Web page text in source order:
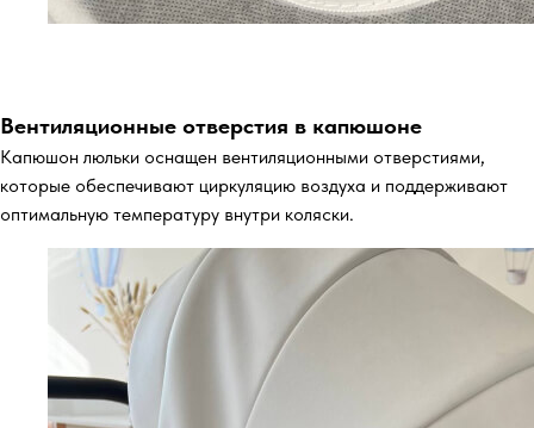
Вентиляционные отверстия в капюшоне
Капюшон люльки оснащен вентиляционными отверстиями,
которые обеспечивают циркуляцию воздуха и поддерживают
оптимальную температуру внутри коляски.